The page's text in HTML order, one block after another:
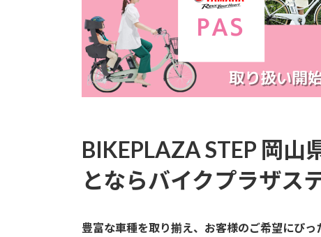
BIKEPLAZA STEP 岡山
とならバイクプラザス
豊富な車種を取り揃え、お客様のご希望にぴ